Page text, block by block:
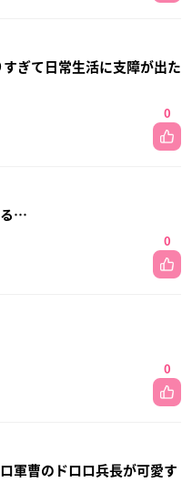
ぎて日常生活に支障が出た
0
る…
0
0
軍曹のドロロ兵長が可愛す